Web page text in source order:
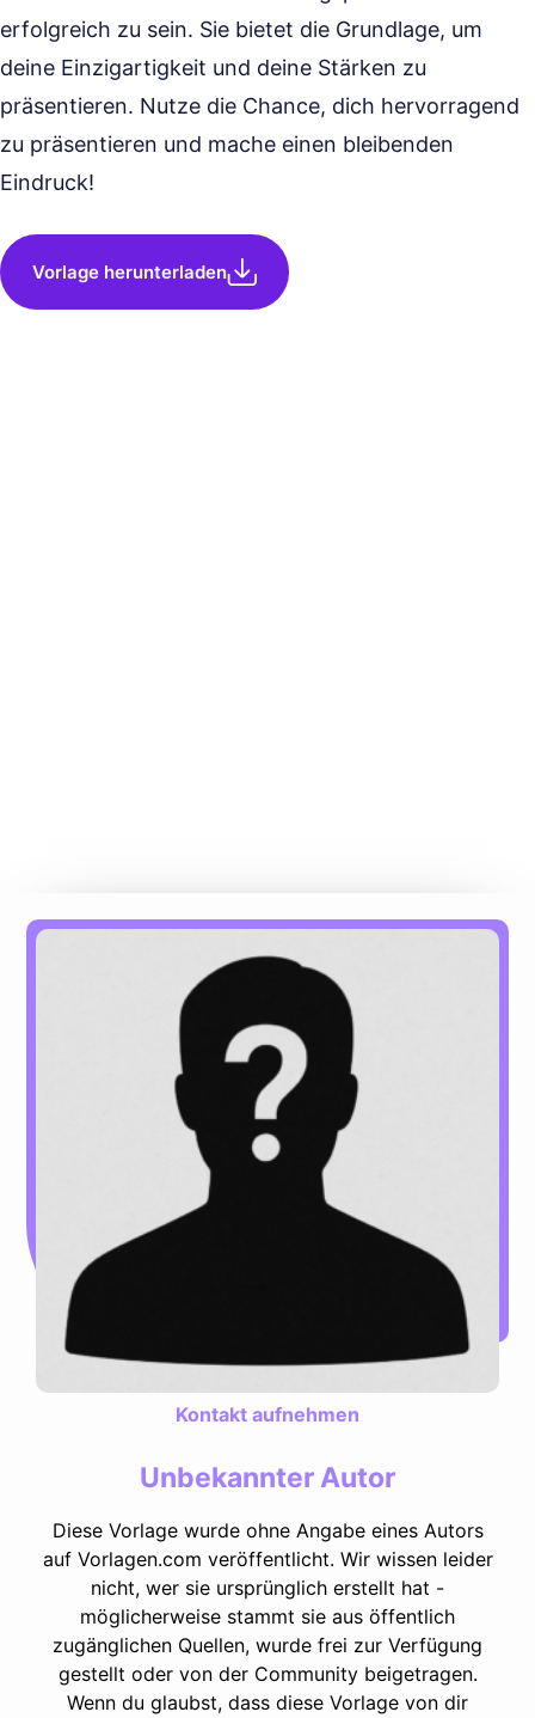
erfolgreich zu sein. Sie bietet die Grundlage, um
deine Einzigartigkeit und deine Stärken zu
präsentieren. Nutze die Chance, dich hervorragend
zu präsentieren und mache einen bleibenden
Eindruck!
Vorlage herunterladen
Kontakt aufnehmen
Unbekannter Autor
Diese Vorlage wurde ohne Angabe eines Autors
auf Vorlagen.com veröffentlicht. Wir wissen leider
nicht, wer sie ursprünglich erstellt hat -
möglicherweise stammt sie aus öffentlich
zugänglichen Quellen, wurde frei zur Verfügung
gestellt oder von der Community beigetragen.
Wenn du glaubst, dass diese Vorlage von dir